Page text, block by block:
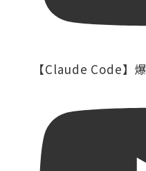
【Claude Code】